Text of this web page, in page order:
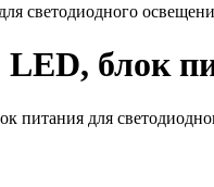
светодиодного
блок